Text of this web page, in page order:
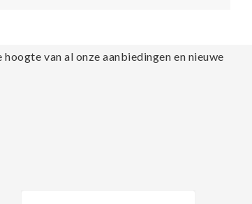
van al onze aanbiedingen en nieuwe